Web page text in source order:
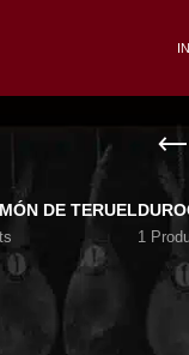
DE TERUEL
1
Jamón